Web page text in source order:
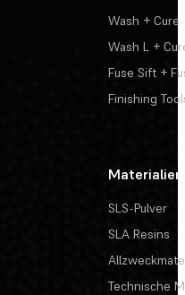
Wash + Cure
Wash L +
Fuse Sift +
Finishing
Materialien
SLS-Pulver
SLA Resins
Technische